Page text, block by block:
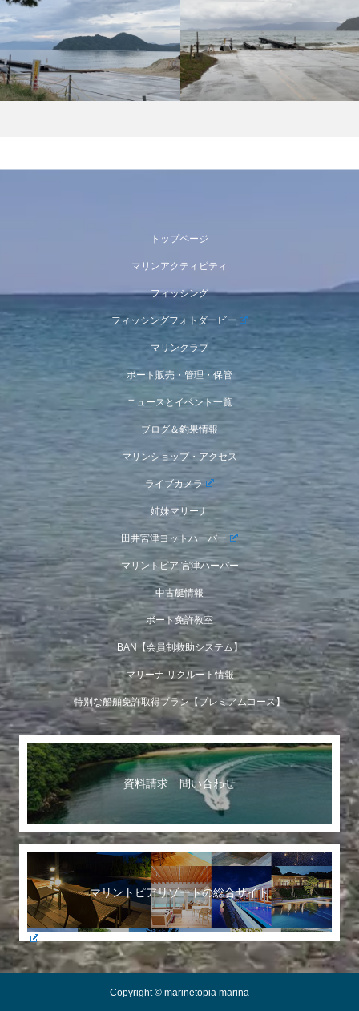
トップページ
マリンアクティビティ
フィッシング
フィッシングフォトダービー
マリンクラブ
ボート販売・管理・保管
ニュースとイベント一覧
ブログ＆釣果情報
マリンショップ・アクセス
ライブカメラ
姉妹マリーナ
田井宮津ヨットハーバー
マリントピア 宮津ハーバー
中古艇情報
ボート免許教室
BAN【会員制救助システム】
マリーナ リクルート情報
特別な船舶免許取得プラン【プレミアムコース】
資料請求 問い合わせ
マリントピアリゾートの総合サイト
Copyright © marinetopia marina